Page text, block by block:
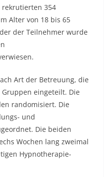
rekrutierten 354
Alter von 18 bis 65
der Teilnehmer wurde
Art der Betreuung, die
eingeteilt. Die
randomisiert. Die
und
Die beiden
Wochen lang zweimal
Hypnotherapie-